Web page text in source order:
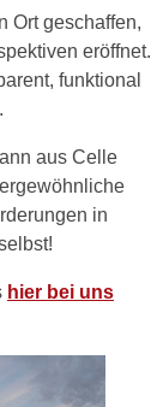
Ort geschaffen,
eröffnet.
funktional
aus Celle
in
hier bei uns